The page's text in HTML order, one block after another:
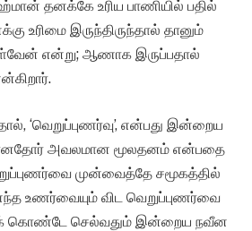
தனக்கே உரிய பாணியில் பதில்
உரிமை இருந்திருந்தால் தானும்
என்று; ஆணாக இருப்பதால்
‘வெறுப்புணர்வு’, என்பது இன்றைய
அவலமான மூலதனம் என்பதை
முன்வைத்தே சமூகத்தில்
உணர்வையும் விட வெறுப்புணர்வை
கொண்டே செல்வதும் இன்றைய நவீன